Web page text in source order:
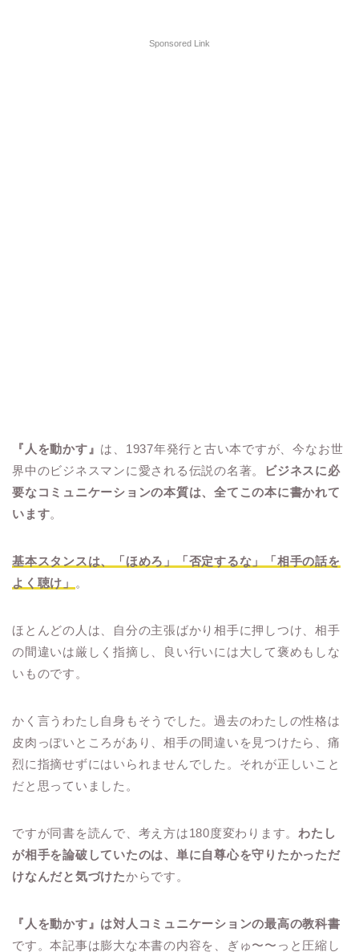
Sponsored Link
『人を動かす』 は、1937年発行と古い本ですが、今なお世
界中のビジネスマンに愛される伝説の名著。
ビジネスに必
要なコミュニケーションの本質は、全てこの本に書かれて
います。
基本スタンスは、「ほめろ」「否定するな」「相手の話を
よく聴け」
。
ほとんどの人は、自分の主張ばかり相手に押しつけ、相手
の間違いは厳しく指摘し、良い行いには大して褒めもしな
いものです。
かく言うわたし自身もそうでした。過去のわたしの性格は
皮肉っぽいところがあり、相手の間違いを見つけたら、痛
烈に指摘せずにはいられませんでした。それが正しいこと
だと思っていました。
ですが同書を読んで、考え方は180度変わります。 わたし
が相手を論破していたのは、単に自尊心を守りたかっただ
けなんだと気づけたからです。
『人を動かす』は対人コミュニケーションの最高の教科書
です。本記事は膨大な本書の内容を、ぎゅ〜〜っと圧縮し